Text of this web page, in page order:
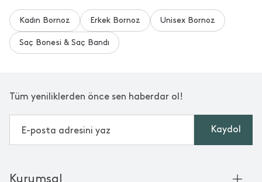
Kadın Bornoz Erkek Bornoz Unisex Bornoz
Saç Bonesi & Saç Bandı
Tüm yeniliklerden önce sen haberdar ol!
Kaydol
Kurumsal